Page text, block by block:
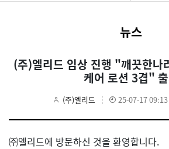
뉴스
(주)엘리드 임상 진행 "깨끗한나
케어 로션 3겹"
(주)엘리드 25-07-17 09:13
㈜엘리드에 방문하신 것을 환영합니다.